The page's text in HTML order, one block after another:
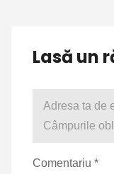
Lasă un
Adresa ta de
Câmpurile
Comentariu *